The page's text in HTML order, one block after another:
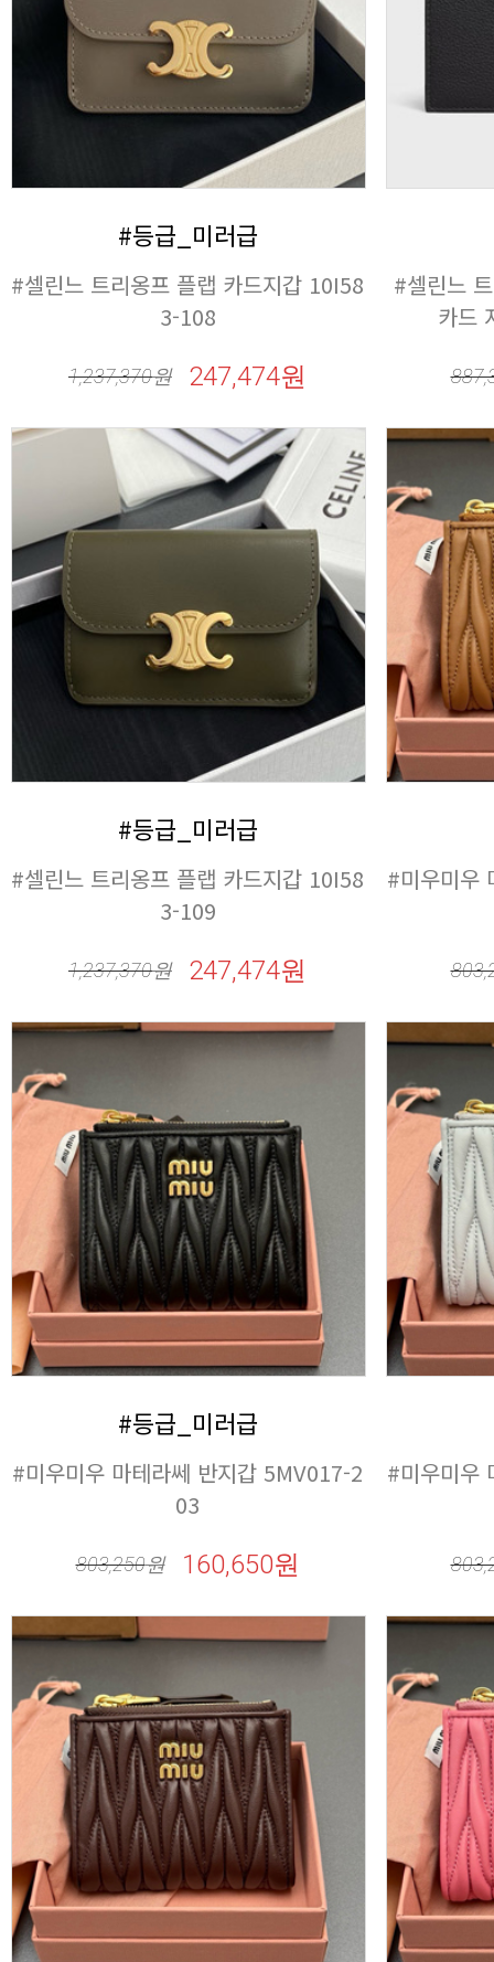
#등급_미러급
3-108
1,237,370원 247,474원
카드
#등급_미러급
3-109
1,237,370원 247,474원
#등급_미러급
03
803,250원 160,650원